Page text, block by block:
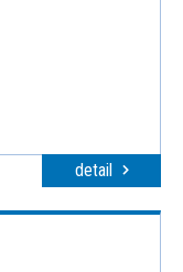
detail